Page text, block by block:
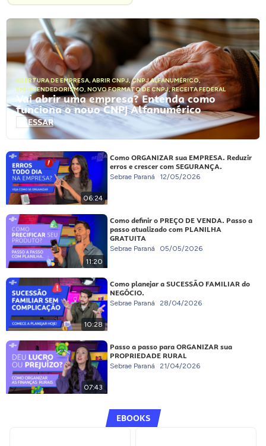
ABERTURA DE EMPRESA, ABRIR CNPJ,CNPJ ALFANUMÉRICO,
EMPREENDEDORISMO, NOVO FORMATO DE CNPJ,RECEITA FEDERAL
Vai abrir uma empresa? Entenda como
funciona o novo CNPJ Alfanumérico
ACESSAR
06:24
Como ORGANIZAR sua EMPRESA. Reduzir
erros e crescer com SEGURANÇA.
Sebrae Paraná 12/05/2026
11:20
Como definir o PREÇO DE VENDA. Passo a
passo atualizado com PLANILHA
GRATUITA
Sebrae Paraná 05/05/2026
10:28
Como planejar a SUCESSÃO FAMILIAR do
NEGÓCIO.
Sebrae Paraná 28/04/2026
07:43
Passo a passo para ORGANIZAR sua
PROPRIEDADE RURAL
Sebrae Paraná 21/04/2026
EBOOKS